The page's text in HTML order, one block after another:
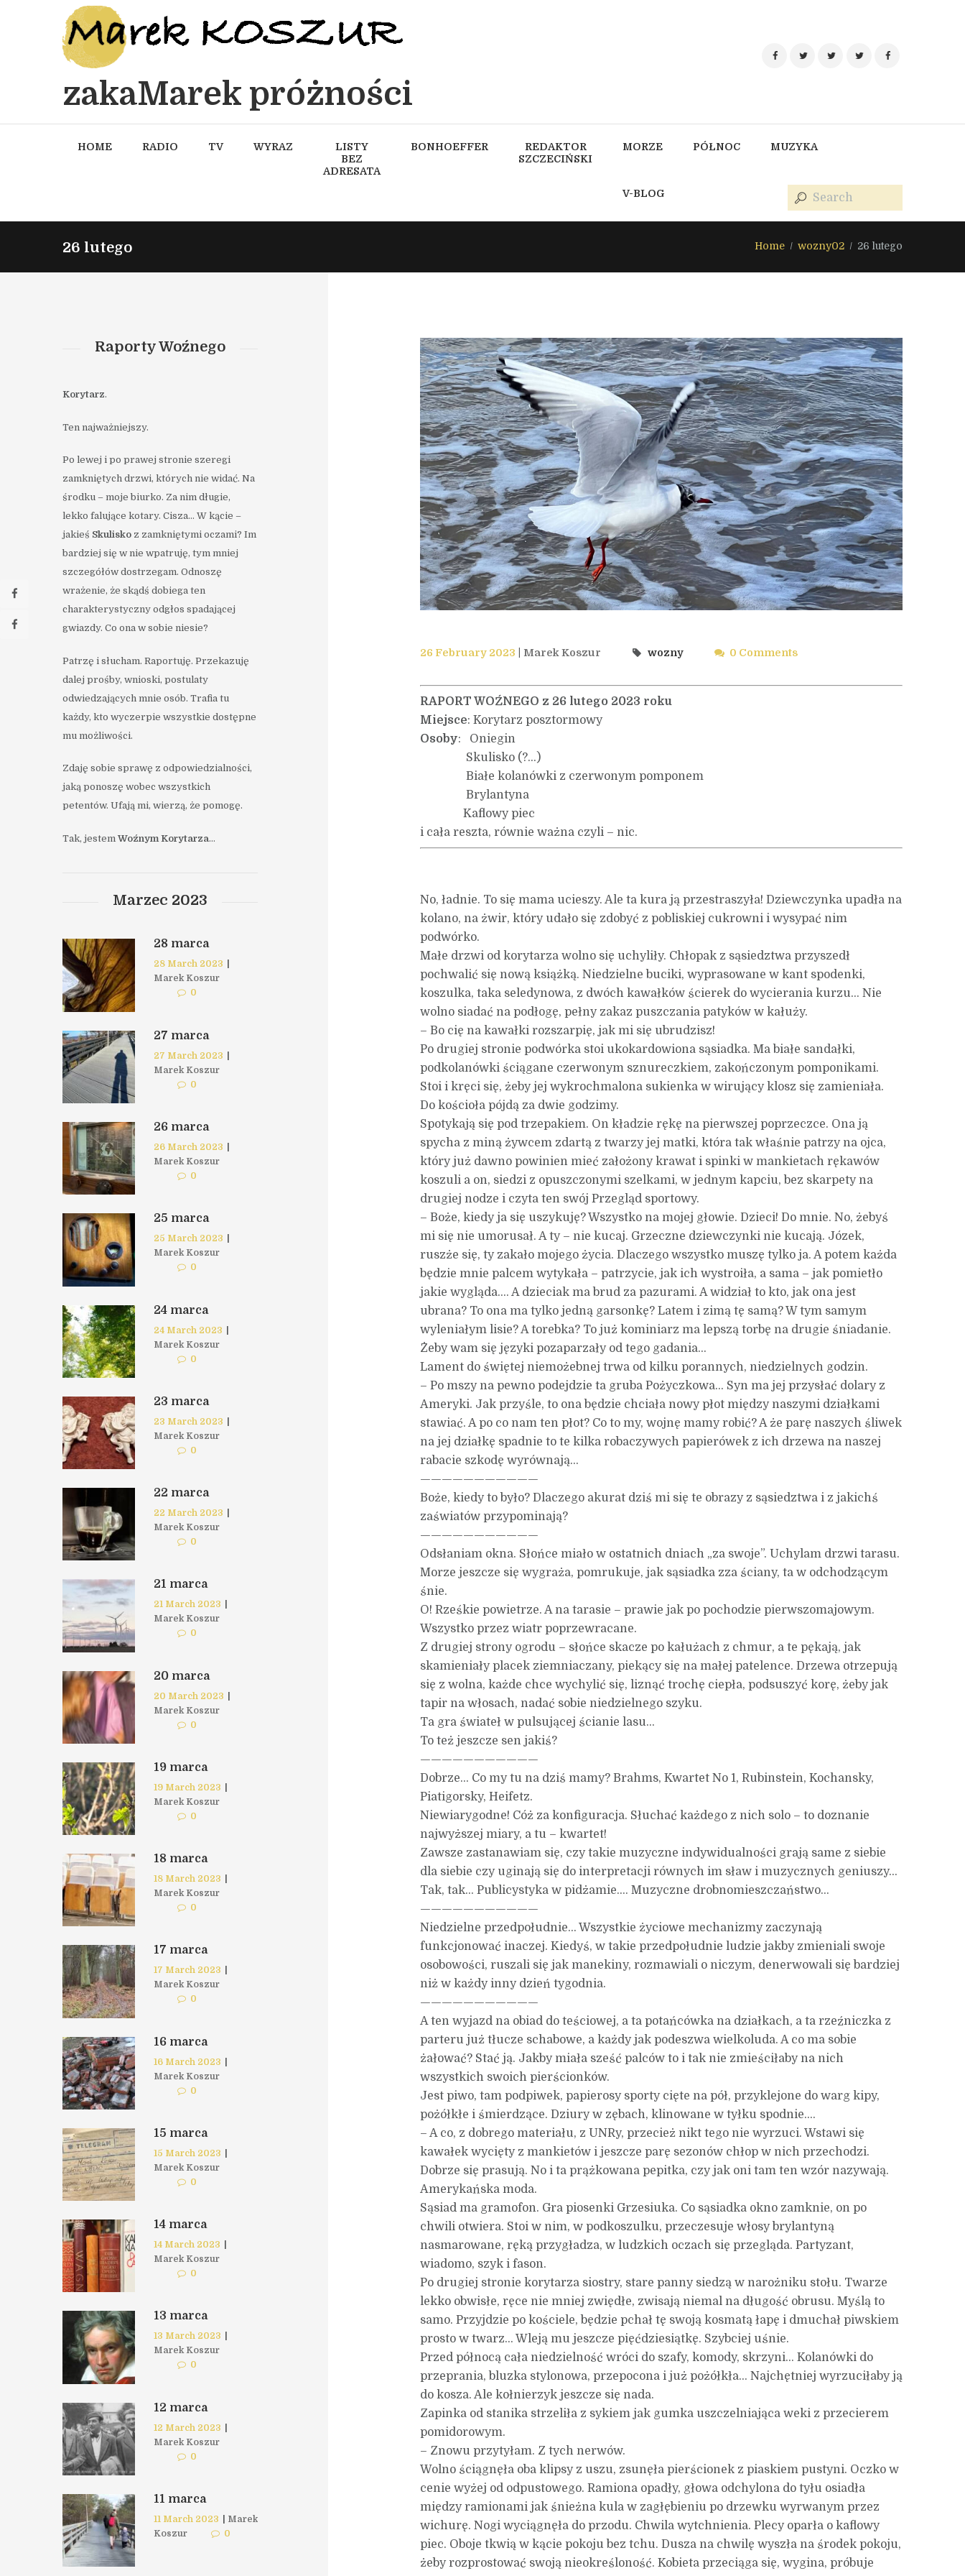
zakaMarek próżności
HOME RADIO TV WYRAZ
LISTY
BEZ
ADRESATA
BONHOEFFER
REDAKTOR
SZCZECIŃSKI
MORZE PÓŁNOC MUZYKA
V-BLOG
26 lutego Home wozny02 26 lutego
26 February 2023 Marek Koszur wozny 0 Comments
RAPORT WOŹNEGO z 26 lutego 2023 roku
Miejsce: Korytarz posztormowy
Osoby: Oniegin
Skulisko (?…)
Białe kolanówki z czerwonym pomponem
Brylantyna
Kaflowy piec
i cała reszta, równie ważna czyli – nic.
No, ładnie. To się mama ucieszy. Ale ta kura ją przestraszyła! Dziewczynka upadła na
kolano, na żwir, który udało się zdobyć z pobliskiej cukrowni i wysypać nim
podwórko.
Małe drzwi od korytarza wolno się uchyliły. Chłopak z sąsiedztwa przyszedł
pochwalić się nową książką. Niedzielne buciki, wyprasowane w kant spodenki,
koszulka, taka seledynowa, z dwóch kawałków ścierek do wycierania kurzu… Nie
wolno siadać na podłogę, pełny zakaz puszczania patyków w kałuży.
– Bo cię na kawałki rozszarpię, jak mi się ubrudzisz!
Po drugiej stronie podwórka stoi ukokardowiona sąsiadka. Ma białe sandałki,
podkolanówki ściągane czerwonym sznureczkiem, zakończonym pomponikami.
Stoi i kręci się, żeby jej wykrochmalona sukienka w wirujący klosz się zamieniała.
Do kościoła pójdą za dwie godzimy.
Spotykają się pod trzepakiem. On kładzie rękę na pierwszej poprzeczce. Ona ją
spycha z miną żywcem zdartą z twarzy jej matki, która tak właśnie patrzy na ojca,
który już dawno powinien mieć założony krawat i spinki w mankietach rękawów
koszuli a on, siedzi z opuszczonymi szelkami, w jednym kapciu, bez skarpety na
drugiej nodze i czyta ten swój Przegląd sportowy.
– Boże, kiedy ja się uszykuję? Wszystko na mojej głowie. Dzieci! Do mnie. No, żebyś
mi się nie umorusał. A ty – nie kucaj. Grzeczne dziewczynki nie kucają. Józek,
ruszże się, ty zakało mojego życia. Dlaczego wszystko muszę tylko ja. A potem każda
będzie mnie palcem wytykała – patrzycie, jak ich wystroiła, a sama – jak pomietło
jakie wygląda…. A dzieciak ma brud za pazurami. A widział to kto, jak ona jest
ubrana? To ona ma tylko jedną garsonkę? Latem i zimą tę samą? W tym samym
wyleniałym lisie? A torebka? To już kominiarz ma lepszą torbę na drugie śniadanie.
Żeby wam się języki pozaparzały od tego gadania…
Lament do świętej niemożebnej trwa od kilku porannych, niedzielnych godzin.
– Po mszy na pewno podejdzie ta gruba Pożyczkowa… Syn ma jej przysłać dolary z
Ameryki. Jak przyśle, to ona będzie chciała nowy płot między naszymi działkami
stawiać. A po co nam ten płot? Co to my, wojnę mamy robić? A że parę naszych śliwek
na jej działkę spadnie to te kilka robaczywych papierówek z ich drzewa na naszej
rabacie szkodę wyrównają…
———————————
Boże, kiedy to było? Dlaczego akurat dziś mi się te obrazy z sąsiedztwa i z jakichś
zaświatów przypominają?
———————————
Odsłaniam okna. Słońce miało w ostatnich dniach „za swoje”. Uchylam drzwi tarasu.
Morze jeszcze się wygraża, pomrukuje, jak sąsiadka zza ściany, ta w odchodzącym
śnie.
O! Rześkie powietrze. A na tarasie – prawie jak po pochodzie pierwszomajowym.
Wszystko przez wiatr poprzewracane.
Z drugiej strony ogrodu – słońce skacze po kałużach z chmur, a te pękają, jak
skamieniały placek ziemniaczany, piekący się na małej patelence. Drzewa otrzepują
się z wolna, każde chce wychylić się, liznąć trochę ciepła, podsuszyć korę, żeby jak
tapir na włosach, nadać sobie niedzielnego szyku.
Ta gra świateł w pulsującej ścianie lasu…
To też jeszcze sen jakiś?
———————————
Dobrze… Co my tu na dziś mamy? Brahms, Kwartet No 1, Rubinstein, Kochansky,
Piatigorsky, Heifetz.
Niewiarygodne! Cóż za konfiguracja. Słuchać każdego z nich solo – to doznanie
najwyższej miary, a tu – kwartet!
Zawsze zastanawiam się, czy takie muzyczne indywidualności grają same z siebie
dla siebie czy uginają się do interpretacji równych im sław i muzycznych geniuszy…
Tak, tak… Publicystyka w pidżamie…. Muzyczne drobnomieszczaństwo…
———————————
Niedzielne przedpołudnie… Wszystkie życiowe mechanizmy zaczynają
funkcjonować inaczej. Kiedyś, w takie przedpołudnie ludzie jakby zmieniali swoje
osobowości, ruszali się jak manekiny, rozmawiali o niczym, denerwowali się bardziej
niż w każdy inny dzień tygodnia.
———————————
A ten wyjazd na obiad do teściowej, a ta potańcówka na działkach, a ta rzeźniczka z
parteru już tłucze schabowe, a każdy jak podeszwa wielkoluda. A co ma sobie
żałować? Stać ją. Jakby miała sześć palców to i tak nie zmieściłaby na nich
wszystkich swoich pierścionków.
Jest piwo, tam podpiwek, papierosy sporty cięte na pół, przyklejone do warg kipy,
pożółkłe i śmierdzące. Dziury w zębach, klinowane w tyłku spodnie….
– A co, z dobrego materiału, z UNRy, przecież nikt tego nie wyrzuci. Wstawi się
kawałek wycięty z mankietów i jeszcze parę sezonów chłop w nich przechodzi.
Dobrze się prasują. No i ta prążkowana pepitka, czy jak oni tam ten wzór nazywają.
Amerykańska moda.
Sąsiad ma gramofon. Gra piosenki Grzesiuka. Co sąsiadka okno zamknie, on po
chwili otwiera. Stoi w nim, w podkoszulku, przeczesuje włosy brylantyną
nasmarowane, ręką przygładza, w ludzkich oczach się przegląda. Partyzant,
wiadomo, szyk i fason.
Po drugiej stronie korytarza siostry, stare panny siedzą w narożniku stołu. Twarze
lekko obwisłe, ręce nie mniej zwiędłe, zwisają niemal na długość obrusu. Myślą to
samo. Przyjdzie po kościele, będzie pchał tę swoją kosmatą łapę i dmuchał piwskiem
prosto w twarz… Wleją mu jeszcze pięćdziesiątkę. Szybciej uśnie.
Przed północą cała niedzielność wróci do szafy, komody, skrzyni… Kolanówki do
przeprania, bluzka stylonowa, przepocona i już pożółkła… Najchętniej wyrzuciłaby ją
do kosza. Ale kołnierzyk jeszcze się nada.
Zapinka od stanika strzeliła z sykiem jak gumka uszczelniająca weki z przecierem
pomidorowym.
– Znowu przytyłam. Z tych nerwów.
Wolno ściągnęła oba klipsy z uszu, zsunęła pierścionek z piaskiem pustyni. Oczko w
cenie wyżej od odpustowego. Ramiona opadły, głowa odchylona do tyłu osiadła
między ramionami jak śnieżna kula w zagłębieniu po drzewku wyrwanym przez
wichurę. Nogi wyciągnęła do przodu. Chwila wytchnienia. Plecy oparła o kaflowy
piec. Oboje tkwią w kącie pokoju bez tchu. Dusza na chwilę wyszła na środek pokoju,
żeby rozprostować swoją nieokreśloność. Kobieta przeciąga się, wygina, próbuje
Raporty Woźnego
Korytarz.
Ten najważniejszy.
Po lewej i po prawej stronie szeregi
zamkniętych drzwi, których nie widać. Na
środku – moje biurko. Za nim długie,
lekko falujące kotary. Cisza… W kącie –
jakieś Skulisko z zamkniętymi oczami? Im
bardziej się w nie wpatruję, tym mniej
szczegółów dostrzegam. Odnoszę
wrażenie, że skądś dobiega ten
charakterystyczny odgłos spadającej
gwiazdy. Co ona w sobie niesie?
Patrzę i słucham. Raportuję. Przekazuję
dalej prośby, wnioski, postulaty
odwiedzających mnie osób. Trafia tu
każdy, kto wyczerpie wszystkie dostępne
mu możliwości.
Zdaję sobie sprawę z odpowiedzialności,
jaką ponoszę wobec wszystkich
petentów. Ufają mi, wierzą, że pomogę.
Tak, jestem Woźnym Korytarza…
Marzec 2023
28 marca
28 March 2023
Marek Koszur
0
27 marca
27 March 2023
Marek Koszur
0
26 marca
26 March 2023
Marek Koszur
0
25 marca
25 March 2023
Marek Koszur
0
24 marca
24 March 2023
Marek Koszur
0
23 marca
23 March 2023
Marek Koszur
0
22 marca
22 March 2023
Marek Koszur
0
21 marca
21 March 2023
Marek Koszur
0
20 marca
20 March 2023
Marek Koszur
0
19 marca
19 March 2023
Marek Koszur
0
18 marca
18 March 2023
Marek Koszur
0
17 marca
17 March 2023
Marek Koszur
0
16 marca
16 March 2023
Marek Koszur
0
15 marca
15 March 2023
Marek Koszur
0
14 marca
14 March 2023
Marek Koszur
0
13 marca
13 March 2023
Marek Koszur
0
12 marca
12 March 2023
Marek Koszur
0
11 marca
11 March 2023
Marek
Koszur
0